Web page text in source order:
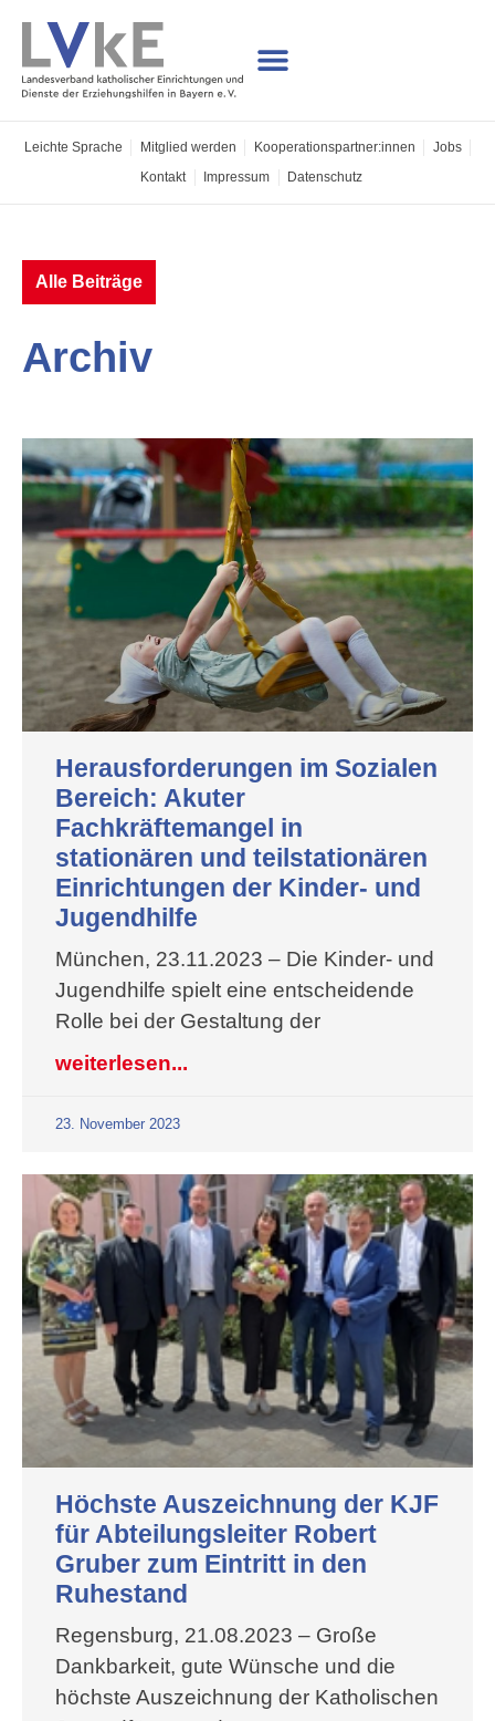
Leichte Sprache Mitglied werden Kooperations­partner:innen Jobs
Kontakt Impressum Datenschutz
Alle Beiträge
Archiv
Herausforderungen im Sozialen
Bereich: Akuter
Fachkräftemangel in
stationären und teilstationären
Einrichtungen der Kinder- und
Jugendhilfe
München, 23.11.2023 – Die Kinder- und
Jugendhilfe spielt eine entscheidende
Rolle bei der Gestaltung der
weiterlesen...
23. November 2023
Höchste Auszeichnung der KJF
für Abteilungsleiter Robert
Gruber zum Eintritt in den
Ruhestand
Regensburg, 21.08.2023 – Große
Dankbarkeit, gute Wünsche und die
höchste Auszeichnung der Katholischen